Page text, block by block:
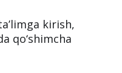
kirish,
qo‘shimcha